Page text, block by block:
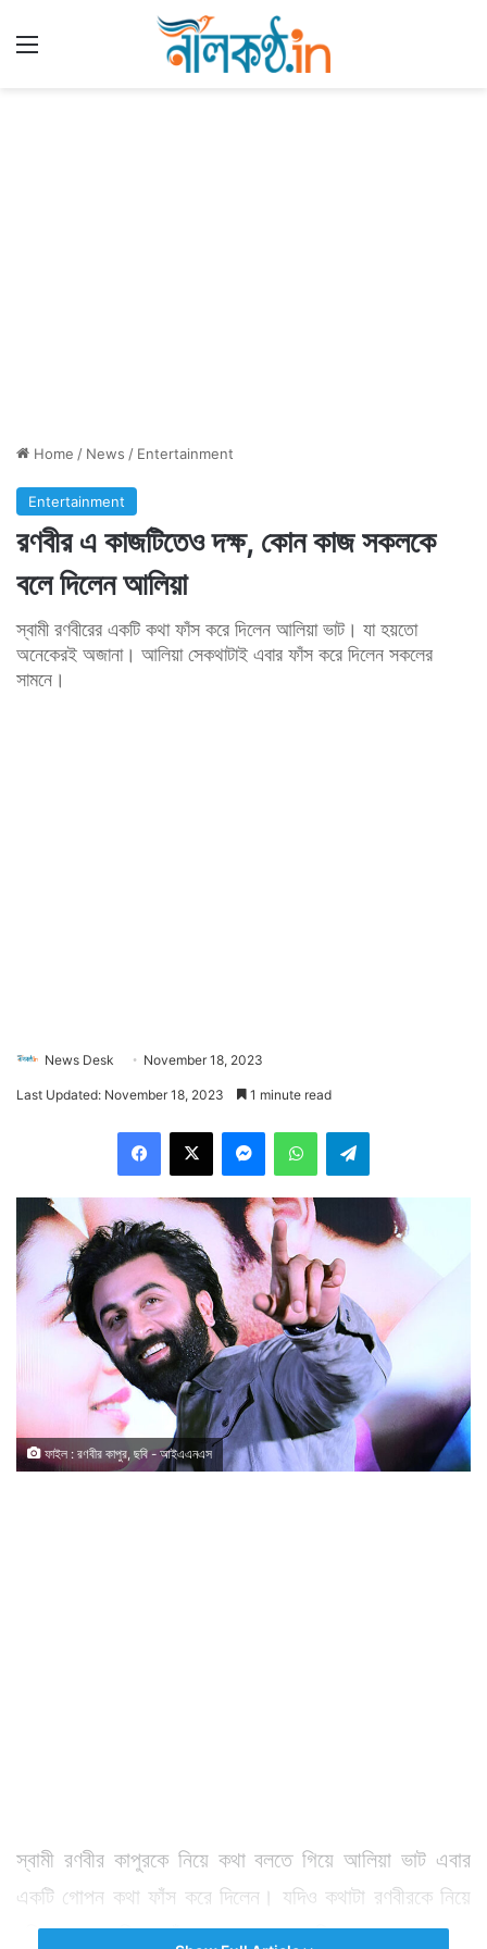
Home / News / Entertainment
Entertainment
রণবীর এ কাজটিতেও দক্ষ, কোন কাজ সকলকে
বলে দিলেন আলিয়া
স্বামী রণবীরের একটি কথা ফাঁস করে দিলেন আলিয়া ভাট। যা হয়তো
অনেকেরই অজানা। আলিয়া সেকথাটাই এবার ফাঁস করে দিলেন সকলের
সামনে।
News Desk November 18, 2023
Last Updated: November 18, 2023 1 minute read
ফাইল : রণবীর কাপুর, ছবি - আইএএনএস
স্বামী রণবীর কাপুরকে নিয়ে কথা বলতে গিয়ে আলিয়া ভাট এবার
একটি গোপন কথা ফাঁস করে দিলেন। যদিও কথাটা রণবীরকে নিয়ে
হচ্ছিল না। হচ্ছিল তাঁদের মেয়ে রাহাকে নিয়ে। করণ জোহরের